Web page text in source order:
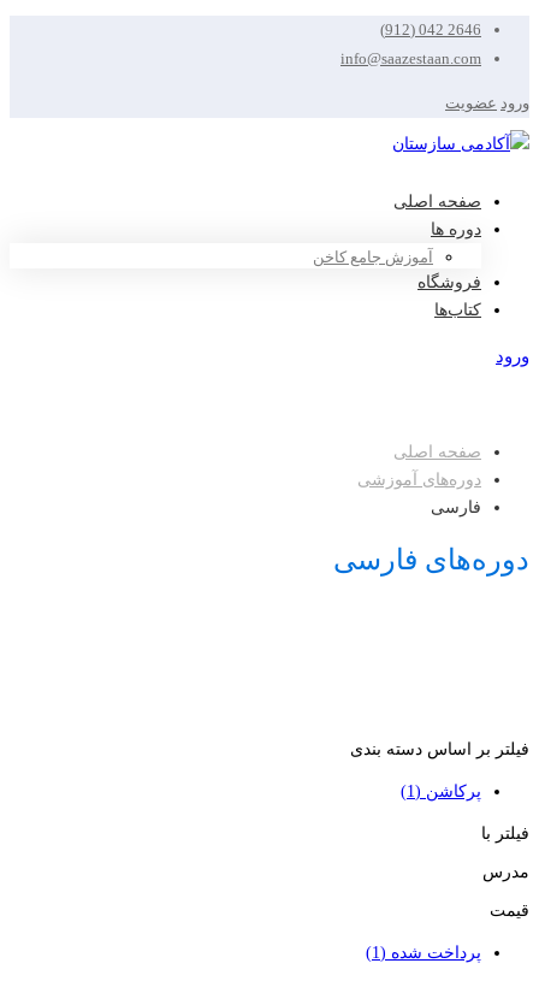
2646 042 (912)
info@saazestaan.com
ورود عضویت
صفحه اصلی
دوره ها
آموزش جامع کاخن
فروشگاه
کتاب‌ها
ورود
صفحه اصلی
دوره‌های آموزشی
فارسی
دوره‌های فارسی
فیلتر بر اساس دسته بندی
پرکاشن (1)
فیلتر با
مدرس
قیمت
پرداخت شده (1)